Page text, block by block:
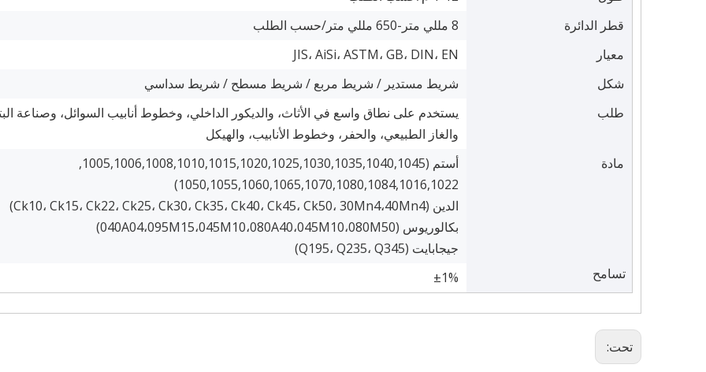
قطر الدائرة
8 مللي متر-650 مللي متر/حسب الطلب
معيار
JIS، AiSi، ASTM، GB، DIN، EN
شكل
شريط مستدير / شريط مربع / شريط مسطح / شريط سداسي
طلب
يستخدم على نطاق واسع في الأثاث، والديكور الداخلي، وخطوط أنابيب السوائل، وصناعة
والغاز الطبيعي، والحفر، وخطوط الأنابيب، والهيكل
مادة
أستم (1005,1006,1008,1010,1015,1020,1025,1030,1035,1040,1045,
1050,1055,1060,1065,1070,1080,1084,1016,1022)
الدين (Ck10، Ck15، Ck22، Ck25، Ck30، Ck35، Ck40، Ck45، Ck50، 30Mn4،40Mn4)
بكالوريوس (040A04،095M15،045M10،080A40،045M10،080M50)
جيجابايت (Q195، Q235، Q345)
تسامح
±1%
تحت: